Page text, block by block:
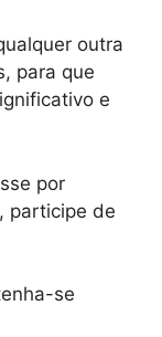
outra
para que
e
por
participe de
se